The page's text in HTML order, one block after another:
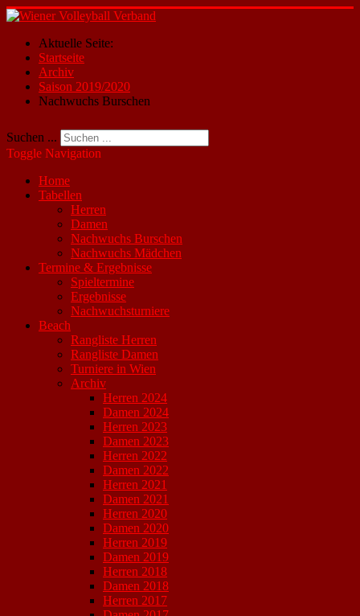
Aktuelle Seite:
Startseite
Archiv
Saison 2019/2020
Nachwuchs Burschen
Suchen ...
Toggle Navigation
Home
Tabellen
Herren
Damen
Nachwuchs Burschen
Nachwuchs Mädchen
Termine & Ergebnisse
Spieltermine
Ergebnisse
Nachwuchsturniere
Beach
Rangliste Herren
Rangliste Damen
Turniere in Wien
Archiv
Herren 2024
Damen 2024
Herren 2023
Damen 2023
Herren 2022
Damen 2022
Herren 2021
Damen 2021
Herren 2020
Damen 2020
Herren 2019
Damen 2019
Herren 2018
Damen 2018
Herren 2017